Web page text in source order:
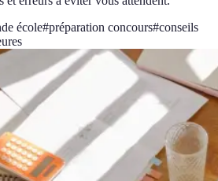
école#préparation concours#conseils